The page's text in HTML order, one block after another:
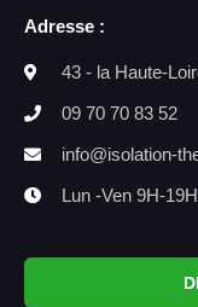
Adresse :
43 - la Haute-
09 70 70 83 52
info@isolation-
Lun -Ven 9H-19H